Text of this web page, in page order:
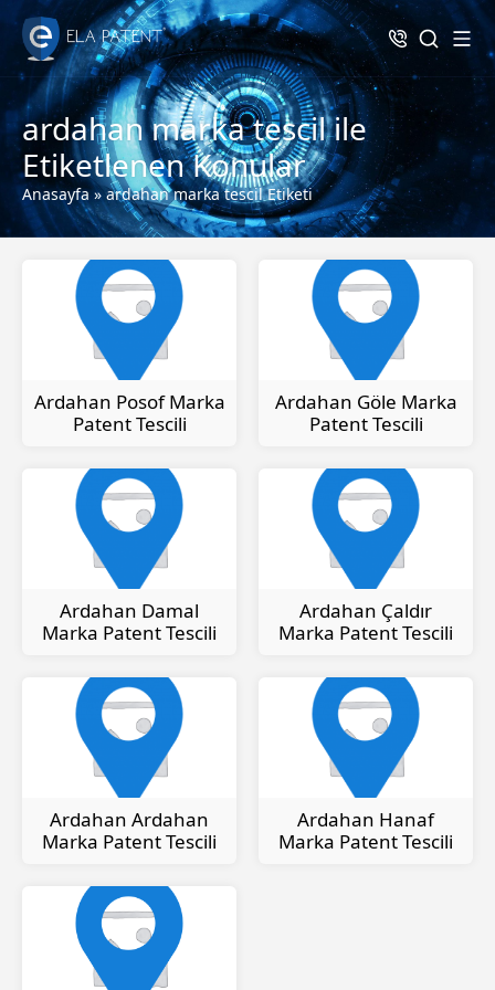
ardahan marka tescil ile
Etiketlenen Konular
Anasayfa»ardahan marka tescil Etiketi
Ardahan Posof Marka
Patent Tescili
Ardahan Göle Marka
Patent Tescili
Ardahan Damal
Marka Patent Tescili
Ardahan Çaldır
Marka Patent Tescili
Ardahan Ardahan
Marka Patent Tescili
Ardahan Hanaf
Marka Patent Tescili